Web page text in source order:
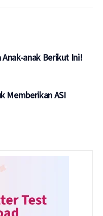
Anak-anak Berikut Ini!
Memberikan ASI